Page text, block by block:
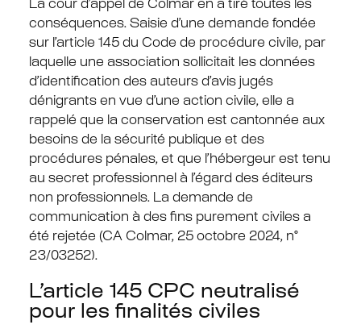
La cour d’appel de Colmar en a tiré toutes les
conséquences. Saisie d’une demande fondée
sur l’article 145 du Code de procédure civile, par
laquelle une association sollicitait les données
d’identification des auteurs d’avis jugés
dénigrants en vue d’une action civile, elle a
rappelé que la conservation est cantonnée aux
besoins de la sécurité publique et des
procédures pénales, et que l’hébergeur est tenu
au secret professionnel à l’égard des éditeurs
non professionnels. La demande de
communication à des fins purement civiles a
été rejetée (CA Colmar, 25 octobre 2024, n°
23/03252).
L’article 145 CPC neutralisé
pour les finalités civiles